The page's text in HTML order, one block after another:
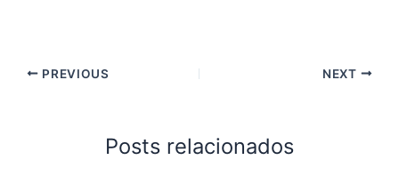
PREVIOUS NEXT
Posts relacionados